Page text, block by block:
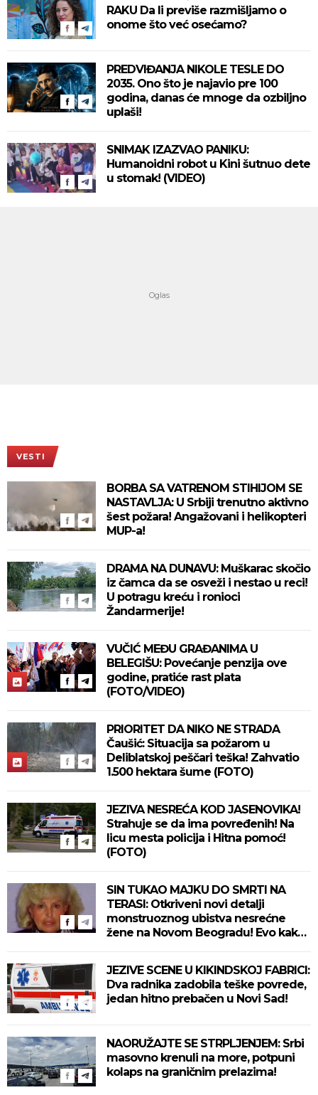
RAKU Da li previše razmišljamo o
onome što već osećamo?
PREDVIĐANJA NIKOLE TESLE DO
2035. Ono što je najavio pre 100
godina, danas će mnoge da ozbiljno
uplaši!
SNIMAK IZAZVAO PANIKU:
Humanoidni robot u Kini šutnuo dete
u stomak! (VIDEO)
VESTI
BORBA SA VATRENOM STIHIJOM SE
NASTAVLJA: U Srbiji trenutno aktivno
šest požara! Angažovani i helikopteri
MUP-a!
DRAMA NA DUNAVU: Muškarac skočio
iz čamca da se osveži i nestao u reci!
U potragu kreću i ronioci
Žandarmerije!
VUČIĆ MEĐU GRAĐANIMA U
BELEGIŠU: Povećanje penzija ove
godine, pratiće rast plata
(FOTO/VIDEO)
PRIORITET DA NIKO NE STRADA
Čaušić: Situacija sa požarom u
Deliblatskoj peščari teška! Zahvatio
1.500 hektara šume (FOTO)
JEZIVA NESREĆA KOD JASENOVIKA!
Strahuje se da ima povređenih! Na
licu mesta policija i Hitna pomoć!
(FOTO)
SIN TUKAO MAJKU DO SMRTI NA
TERASI: Otkriveni novi detalji
monstruoznog ubistva nesrećne
žene na Novom Beogradu! Evo kako
JEZIVE SCENE U KIKINDSKOJ FABRICI:
Dva radnika zadobila teške povrede,
jedan hitno prebačen u Novi Sad!
NAORUŽAJTE SE STRPLJENJEM: Srbi
masovno krenuli na more, potpuni
kolaps na graničnim prelazima!